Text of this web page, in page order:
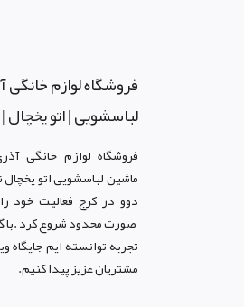
فروشگاه لوازم خانگی
لباسشویی | اتو یخچال
فروشگاه لوازم خانگی
ماشین لباسشویی اتو
دوو در کرج فعالیت خود
صورت محدود شروع کرد
تجربه توانسته ایم
مشتریان عزیز پیدا کنیم.